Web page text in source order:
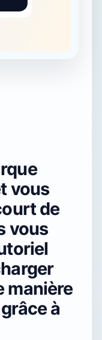
vous
de
vous
manière
à